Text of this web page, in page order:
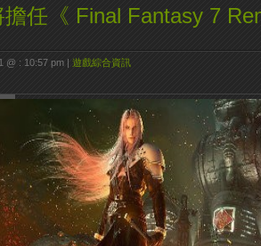
任《 Final Fantasy 7
@ : 10:57 pm | 遊戲綜合資訊